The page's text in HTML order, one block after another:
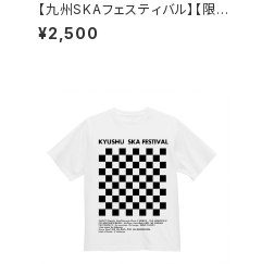
【九州SKAフェスティバル】【限定
30枚】2026 フェイスタオル
¥2,500